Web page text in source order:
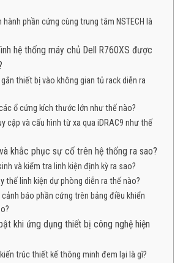
hành phần cứng cùng trung tâm NSTECH là
hệ thống máy chủ Dell R760XS được
thiết bị vào không gian tủ rack diễn ra
ổ cứng kích thước lớn như thế nào?
cập và cấu hình từ xa qua iDRAC9 như thế
khắc phục sự cố trên hệ thống ra sao?
và kiểm tra linh kiện định kỳ ra sao?
thế linh kiện dự phòng diễn ra thế nào?
cảnh báo phần cứng trên bảng điều khiển
khi ứng dụng thiết bị công nghệ hiện
trúc thiết kế thông minh đem lại là gì?